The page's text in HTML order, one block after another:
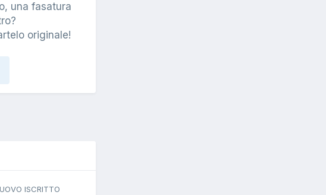
una fasatura
originale!
ISCRITTO